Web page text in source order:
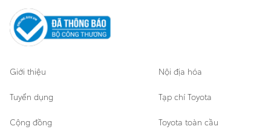
Cơ sở bảo hành bảo dưỡng
Giới thiệu Nội địa hóa
Tuyển dụng Tạp chí Toyota
Cộng đồng Toyota toàn cầu